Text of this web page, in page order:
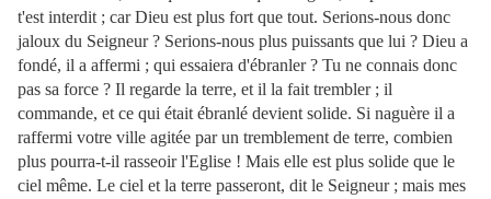
t'est interdit ; car Dieu est plus fort que tout. Serions-nous donc
jaloux du Seigneur ? Serions-nous plus puissants que lui ? Dieu a
fondé, il a affermi ; qui essaiera d'ébranler ? Tu ne connais donc
pas sa force ? Il regarde la terre, et il la fait trembler ; il
commande, et ce qui était ébranlé devient solide. Si naguère il a
raffermi votre ville agitée par un tremblement de terre, combien
plus pourra-t-il rasseoir l'Eglise ! Mais elle est plus solide que le
ciel même. Le ciel et la terre passeront, dit le Seigneur ; mais mes